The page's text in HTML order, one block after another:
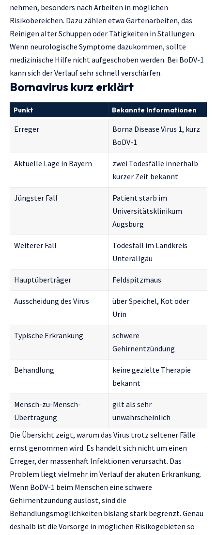
nehmen, besonders nach Arbeiten in möglichen
Risikobereichen. Dazu zählen etwa Gartenarbeiten, das
Reinigen alter Schuppen oder Tätigkeiten in Stallungen.
Wenn neurologische Symptome dazukommen, sollte
medizinische Hilfe nicht aufgeschoben werden. Bei BoDV-1
kann sich der Verlauf sehr schnell verschärfen.
Bornavirus kurz erklärt
Punkt Bekannte Informationen
Erreger
Borna Disease Virus 1, kurz
BoDV-1
Aktuelle Lage in Bayern
zwei Todesfälle innerhalb
kurzer Zeit bekannt
Jüngster Fall
Patient starb im
Universitätsklinikum
Augsburg
Weiterer Fall
Todesfall im Landkreis
Unterallgäu
Hauptüberträger Feldspitzmaus
Ausscheidung des Virus
über Speichel, Kot oder
Urin
Typische Erkrankung
schwere
Gehirnentzündung
Behandlung
keine gezielte Therapie
bekannt
Mensch-zu-Mensch-
Übertragung
gilt als sehr
unwahrscheinlich
Die Übersicht zeigt, warum das Virus trotz seltener Fälle
ernst genommen wird. Es handelt sich nicht um einen
Erreger, der massenhaft Infektionen verursacht. Das
Problem liegt vielmehr im Verlauf der akuten Erkrankung.
Wenn BoDV-1 beim Menschen eine schwere
Gehirnentzündung auslöst, sind die
Behandlungsmöglichkeiten bislang stark begrenzt. Genau
deshalb ist die Vorsorge in möglichen Risikogebieten so